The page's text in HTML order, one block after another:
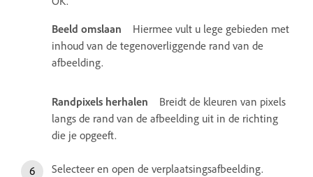
Beeld omslaan
Hiermee vult u lege gebieden met
inhoud van de tegenoverliggende rand van de
afbeelding.
Randpixels herhalen
Breidt de kleuren van pixels
langs de rand van de afbeelding uit in de richting
die je opgeeft.
Selecteer en open de verplaatsingsafbeelding.